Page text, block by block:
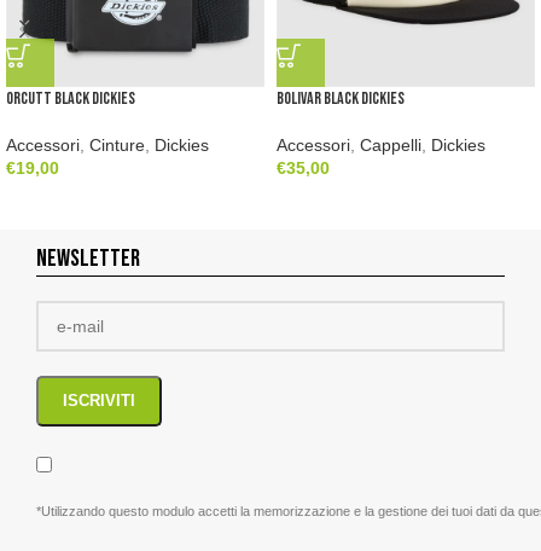
Orcutt Black Dickies
Accessori Cinture Dickies
€19,00
Bolivar Black Dickies
Accessori Cappelli Dickies
€35,00
NEWSLETTER
*Utilizzando questo modulo accetti la memorizzazione e la gestione dei tuoi dati da